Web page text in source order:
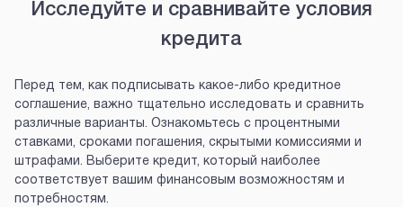
Исследуйте и сравнивайте условия
кредита
Перед тем, как подписывать какое-либо кредитное
соглашение, важно тщательно исследовать и сравнить
различные варианты. Ознакомьтесь с процентными
ставками, сроками погашения, скрытыми комиссиями и
штрафами. Выберите кредит, который наиболее
соответствует вашим финансовым возможностям и
потребностям.